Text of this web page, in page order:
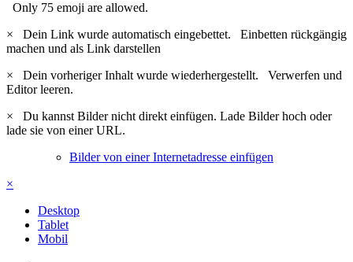
Only 75 emoji are allowed.
×
Dein Link wurde automatisch eingebettet. Einbetten rückgängig
machen und als Link darstellen
×
Dein vorheriger Inhalt wurde wiederhergestellt. Verwerfen und
Editor leeren.
×
Du kannst Bilder nicht direkt einfügen. Lade Bilder hoch oder
lade sie von einer URL.
Bilder von einer Internetadresse einfügen
×
Desktop
Tablet
Mobil